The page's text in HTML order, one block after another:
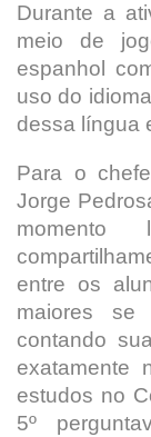
Durante a
meio de
espanhol
uso do
dessa língua
Para o
Jorge
entre os
maiores se
contando
exatamente
estudos no
5º